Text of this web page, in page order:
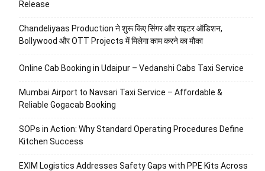
Release
Chandeliyaas Production ने शुरू किए सिंगर और राइटर ऑडिशन,
Bollywood और OTT Projects में मिलेगा काम करने का मौका
Online Cab Booking in Udaipur – Vedanshi Cabs Taxi Service
Mumbai Airport to Navsari Taxi Service – Affordable &
Reliable Gogacab Booking
SOPs in Action: Why Standard Operating Procedures Define
Kitchen Success
EXIM Logistics Addresses Safety Gaps with PPE Kits Across